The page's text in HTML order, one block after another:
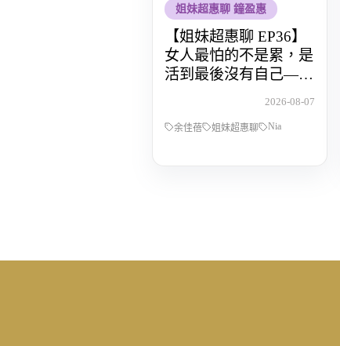
姐妹超惠聊 鐘盈惠
【姐妹超惠聊 EP36】
女人最怕的不是累，是
活到最後沒有自己——
找回人生主導權的那段
2026-08-07
余佳蓓 姐妹超惠聊 Nia